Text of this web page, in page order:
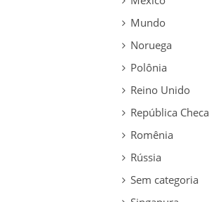
Mundo
Noruega
Polônia
Reino Unido
República Checa
Romênia
Rússia
Sem categoria